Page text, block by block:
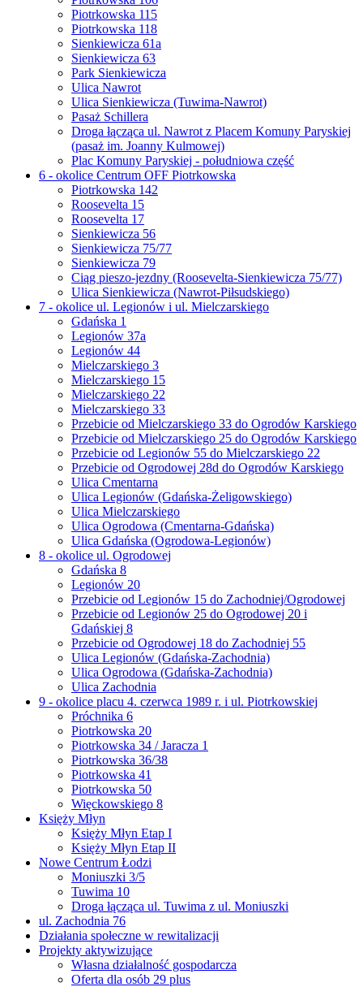
Piotrkowska 115
Piotrkowska 118
Sienkiewicza 61a
Sienkiewicza 63
Park Sienkiewicza
Ulica Nawrot
Ulica Sienkiewicza (Tuwima-Nawrot)
Pasaż Schillera
Droga łącząca ul. Nawrot z Placem Komuny Paryskiej
(pasaż im. Joanny Kulmowej)
Plac Komuny Paryskiej - południowa część
6 - okolice Centrum OFF Piotrkowska
Piotrkowska 142
Roosevelta 15
Roosevelta 17
Sienkiewicza 56
Sienkiewicza 75/77
Sienkiewicza 79
Ciąg pieszo-jezdny (Roosevelta-Sienkiewicza 75/77)
Ulica Sienkiewicza (Nawrot-Piłsudskiego)
7 - okolice ul. Legionów i ul. Mielczarskiego
Gdańska 1
Legionów 37a
Legionów 44
Mielczarskiego 3
Mielczarskiego 15
Mielczarskiego 22
Mielczarskiego 33
Przebicie od Mielczarskiego 33 do Ogrodów Karskiego
Przebicie od Mielczarskiego 25 do Ogrodów Karskiego
Przebicie od Legionów 55 do Mielczarskiego 22
Przebicie od Ogrodowej 28d do Ogrodów Karskiego
Ulica Cmentarna
Ulica Legionów (Gdańska-Żeligowskiego)
Ulica Mielczarskiego
Ulica Ogrodowa (Cmentarna-Gdańska)
Ulica Gdańska (Ogrodowa-Legionów)
8 - okolice ul. Ogrodowej
Gdańska 8
Legionów 20
Przebicie od Legionów 15 do Zachodniej/Ogrodowej
Przebicie od Legionów 25 do Ogrodowej 20 i
Gdańskiej 8
Przebicie od Ogrodowej 18 do Zachodniej 55
Ulica Legionów (Gdańska-Zachodnia)
Ulica Ogrodowa (Gdańska-Zachodnia)
Ulica Zachodnia
9 - okolice placu 4. czerwca 1989 r. i ul. Piotrkowskiej
Próchnika 6
Piotrkowska 20
Piotrkowska 34 / Jaracza 1
Piotrkowska 36/38
Piotrkowska 41
Piotrkowska 50
Więckowskiego 8
Księży Młyn
Księży Młyn Etap I
Księży Młyn Etap II
Nowe Centrum Łodzi
Moniuszki 3/5
Tuwima 10
Droga łącząca ul. Tuwima z ul. Moniuszki
ul. Zachodnia 76
Działania społeczne w rewitalizacji
Projekty aktywizujące
Własna działalność gospodarcza
Oferta dla osób 29 plus